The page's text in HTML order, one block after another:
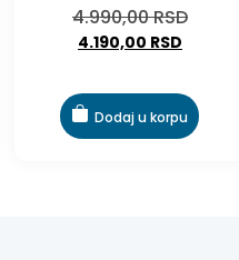
4.990,00RSD
4.190,00 RSD
Dodaj u korpu